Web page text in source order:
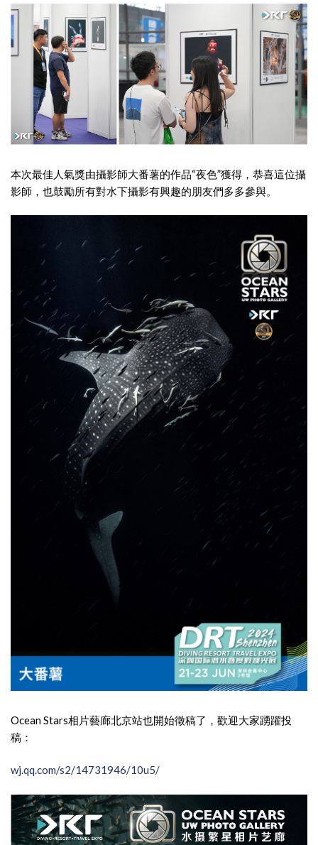
本次最佳人氣獎由攝影師大番薯的作品“夜色”獲得，恭喜這位攝
影師，也鼓勵所有對水下攝影有興趣的朋友們多多參與。
Ocean Stars相片藝廊北京站也開始徵稿了，歡迎大家踴躍投
稿：
wj.qq.com/s2/14731946/10u5/